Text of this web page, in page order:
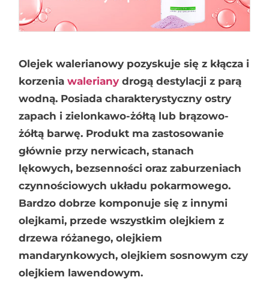
Olejek walerianowy pozyskuje się z kłącza i
korzeniawaleriany drogą destylacji z parą
wodną. Posiada charakterystyczny ostry
zapach i zielonkawo-żółtą lub brązowo-
żółtą barwę. Produkt ma zastosowanie
głównie przy nerwicach, stanach
lękowych, bezsenności oraz zaburzeniach
czynnościowych układu pokarmowego.
Bardzo dobrze komponuje się z innymi
olejkami, przede wszystkim olejkiem z
drzewa różanego, olejkiem
mandarynkowych, olejkiem sosnowym czy
olejkiem lawendowym.